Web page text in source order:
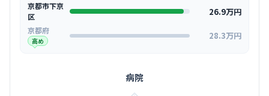
京都市下京
区
26.9万円
京都府
高め 28.3万円
病院